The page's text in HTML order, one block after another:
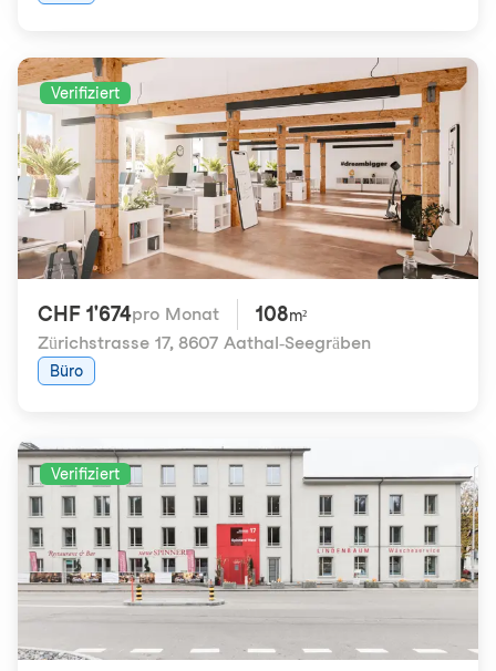
Verifiziert
CHF 1'674pro Monat 108m²
Zürichstrasse 17, 8607 Aathal-Seegräben
Büro
Verifiziert